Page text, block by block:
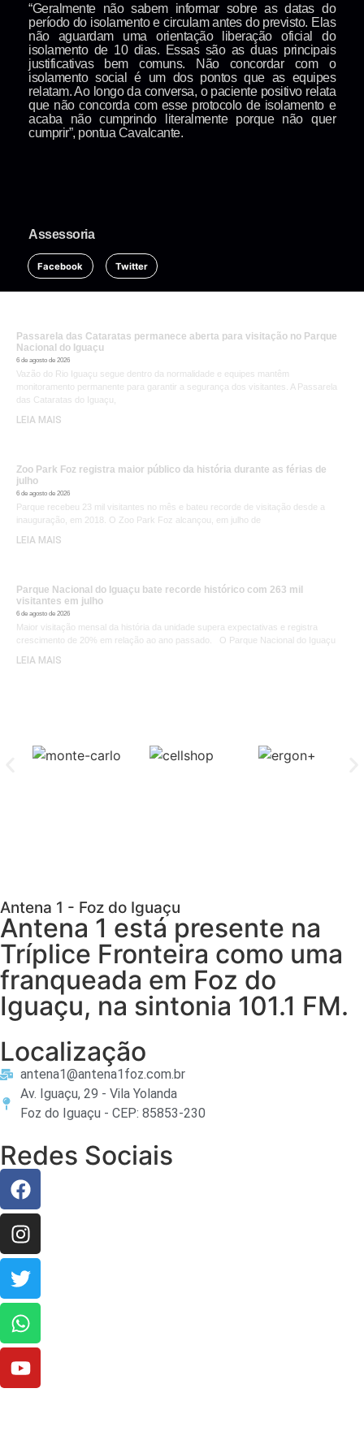
“Geralmente não sabem informar sobre as datas do
período do isolamento e circulam antes do previsto. Elas
não aguardam uma orientação liberação oficial do
isolamento de 10 dias. Essas são as duas principais
justificativas bem comuns. Não concordar com o
isolamento social é um dos pontos que as equipes
relatam. Ao longo da conversa, o paciente positivo relata
que não concorda com esse protocolo de isolamento e
acaba não cumprindo literalmente porque não quer
cumprir”, pontua Cavalcante.
Assessoria
Facebook Twitter
Passarela das Cataratas permanece aberta para visitação no Parque
Nacional do Iguaçu
6 de agosto de 2026
Vazão do Rio Iguaçu segue dentro da normalidade e equipes mantêm
monitoramento permanente para garantir a segurança dos visitantes. A Passarela
das Cataratas do Iguaçu,
LEIA MAIS
Zoo Park Foz registra maior público da história durante as férias de
julho
6 de agosto de 2026
Parque recebeu 23 mil visitantes no mês e bateu recorde de visitação desde a
inauguração, em 2018. O Zoo Park Foz alcançou, em julho de
LEIA MAIS
Parque Nacional do Iguaçu bate recorde histórico com 263 mil
visitantes em julho
6 de agosto de 2026
Maior visitação mensal da história da unidade supera expectativas e registra
crescimento de 20% em relação ao ano passado. O Parque Nacional do Iguaçu
LEIA MAIS
Antena 1 - Foz do Iguaçu
Antena 1 está presente na
Tríplice Fronteira como uma
franqueada em Foz do
Iguaçu, na sintonia 101.1 FM.
Localização
antena1@antena1foz.com.br
Av. Iguaçu, 29 - Vila Yolanda
Foz do Iguaçu - CEP: 85853-230
Redes Sociais